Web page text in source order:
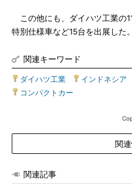
この他にも、ダイハツ工業の
特別仕様車など15台を出展した。
関連キーワード
ダイハツ工業 インドネシア
コンパクトカー
関
関連記事